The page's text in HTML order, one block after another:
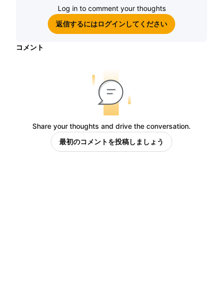
Log in to comment your thoughts
返信するにはログインしてください
コメント
Share your thoughts and drive the conversation.
最初のコメントを投稿しましょう